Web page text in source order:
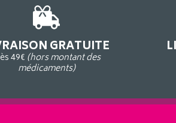
GRATUITE
49€ (hors montant des
médicaments)